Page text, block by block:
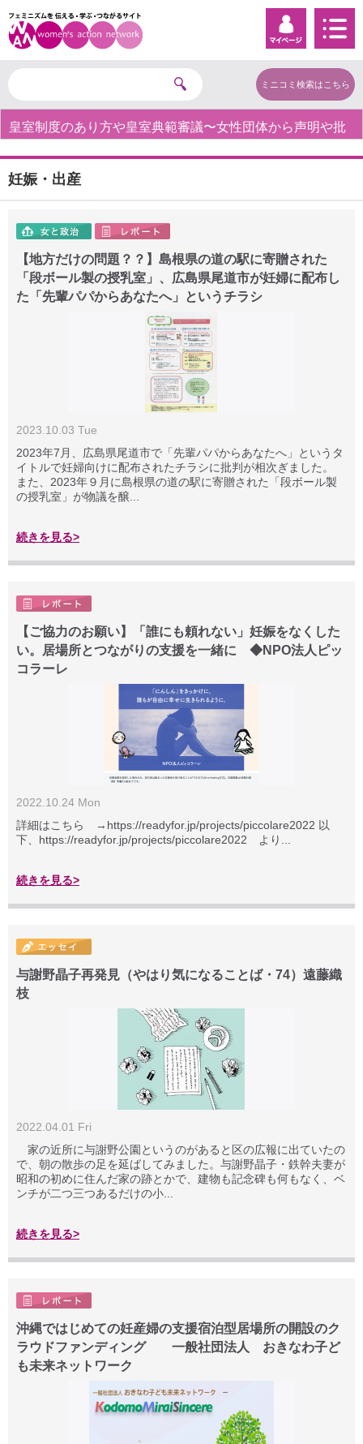
ミニコミ検索はこちら
皇室制度のあり方や皇室典範審議〜女性団体から声明や批
妊娠・出産
【地方だけの問題？？】島根県の道の駅に寄贈された
「段ボール製の授乳室」、広島県尾道市が妊婦に配布し
た「先輩パパからあなたへ」というチラシ
2023.10.03 Tue
2023年7月、広島県尾道市で「先輩パパからあなたへ」というタ
イトルで妊婦向けに配布されたチラシに批判が相次ぎました。
また、2023年９月に島根県の道の駅に寄贈された「段ボール製
の授乳室」が物議を醸...
続きを見る>
【ご協力のお願い】「誰にも頼れない」妊娠をなくした
い。居場所とつながりの支援を一緒に ◆NPO法人ピッ
コラーレ
2022.10.24 Mon
詳細はこちら →https://readyfor.jp/projects/piccolare2022 以
下、https://readyfor.jp/projects/piccolare2022 より...
続きを見る>
与謝野晶子再発見（やはり気になることば・74）遠藤織
枝
2022.04.01 Fri
家の近所に与謝野公園というのがあると区の広報に出ていたの
で、朝の散歩の足を延ばしてみました。与謝野晶子・鉄幹夫妻が
昭和の初めに住んだ家の跡とかで、建物も記念碑も何もなく、ベ
ンチが二つ三つあるだけの小...
続きを見る>
沖縄ではじめての妊産婦の支援宿泊型居場所の開設のク
ラウドファンディング 一般社団法人 おきなわ子ど
も未来ネットワーク